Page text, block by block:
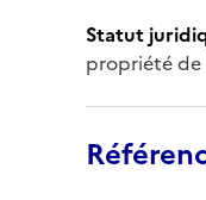
Statut
propriété